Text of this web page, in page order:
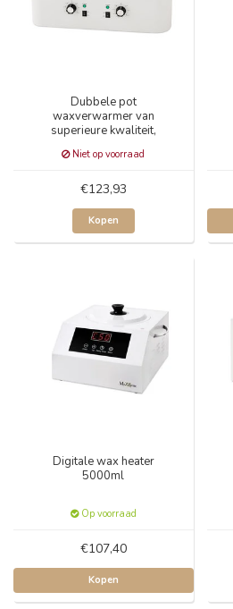
Dubbele pot
waxverwarmer van
superieure kwaliteit,
Niet op voorraad
€123,93
Kopen
Digitale wax heater
5000ml
Op voorraad
€107,40
Kopen